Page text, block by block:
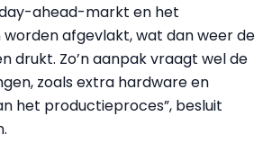
ahead-markt en het
afgevlakt, wat dan weer de
drukt. Zo’n aanpak vraagt wel de
zoals extra hardware en
het productieproces”, besluit